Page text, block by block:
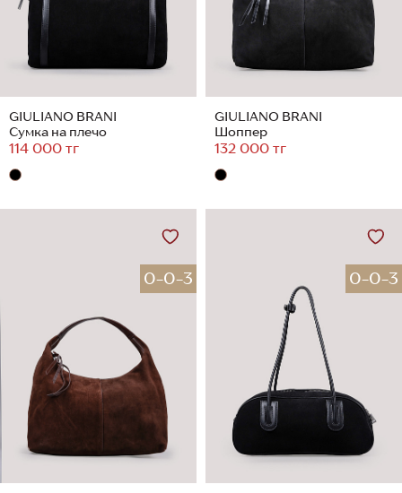
GIULIANO BRANI
Сумка на плечо
114 000 тг
GIULIANO BRANI
Шоппер
132 000 тг
0-0-3 0-0-3